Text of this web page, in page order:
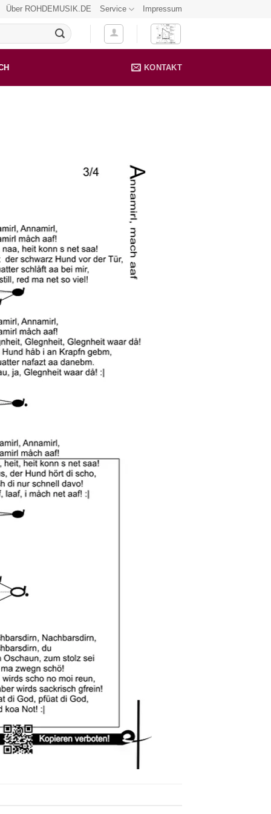
Über ROHDEMUSIK.DE Service Impressum
KONTAKT